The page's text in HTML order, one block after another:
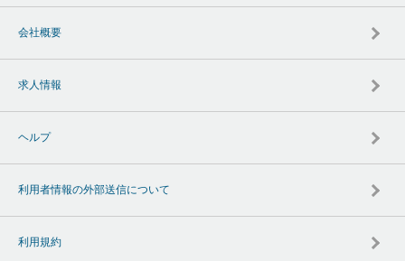
会社概要
求人情報
ヘルプ
利用者情報の外部送信について
利用規約